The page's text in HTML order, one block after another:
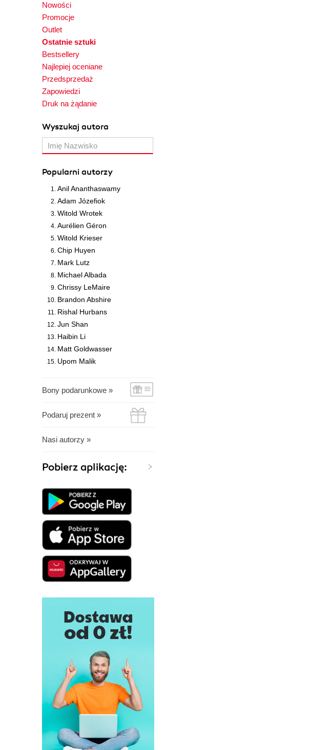
Nowości
Promocje
Outlet
Ostatnie sztuki
Bestsellery
Najlepiej oceniane
Przedsprzedaż
Zapowiedzi
Druk na żądanie
Wyszukaj autora
Popularni autorzy
Anil Ananthaswamy
Adam Józefiok
Witold Wrotek
Aurélien Géron
Witold Krieser
Chip Huyen
Mark Lutz
Michael Albada
Chrissy LeMaire
Brandon Abshire
Rishal Hurbans
Jun Shan
Haibin Li
Matt Goldwasser
Upom Malik
Bony podarunkowe »
Podaruj prezent »
Nasi autorzy »
Pobierz aplikację: